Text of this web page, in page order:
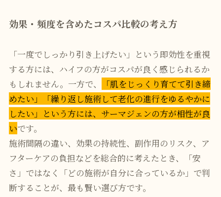
効果・頻度を含めたコスパ比較の考え方
「一度でしっかり引き上げたい」という即効性を重視
する方には、ハイフの方がコスパが良く感じられるか
もしれません。一方で、
「肌をじっくり育てて引き締
めたい」「繰り返し施術して老化の進行をゆるやかに
したい」という方には、サーマジェンの方が相性が良
いです。
施術間隔の違い、効果の持続性、副作用のリスク、ア
フターケアの負担などを総合的に考えたとき、「安
さ」ではなく「どの施術が自分に合っているか」で判
断することが、最も賢い選び方です。